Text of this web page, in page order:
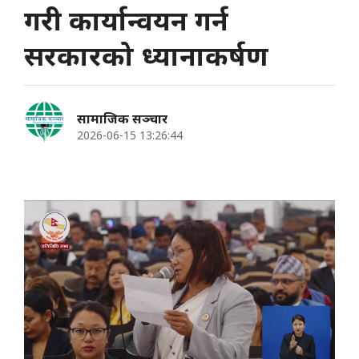
गरी कार्यान्वयन गर्न
सरकारको ध्यानाकर्षण
सामाजिक सञ्चार
2026-06-15 13:26:44